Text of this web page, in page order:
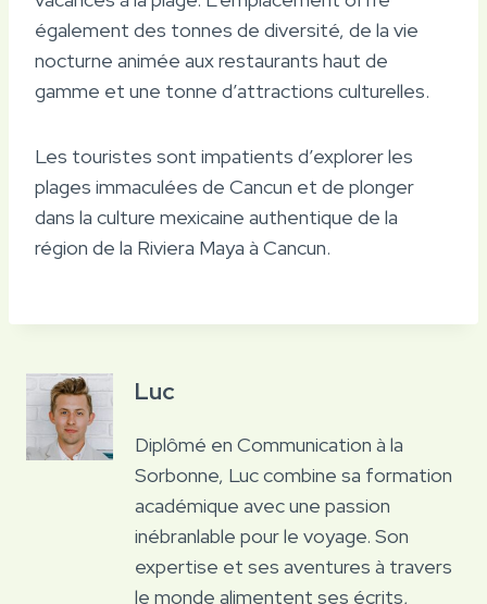
également des tonnes de diversité, de la vie
nocturne animée aux restaurants haut de
gamme et une tonne d’attractions culturelles.
Les touristes sont impatients d’explorer les
plages immaculées de Cancun et de plonger
dans la culture mexicaine authentique de la
région de la Riviera Maya à Cancun.
Luc
Diplômé en Communication à la
Sorbonne, Luc combine sa formation
académique avec une passion
inébranlable pour le voyage. Son
expertise et ses aventures à travers
le monde alimentent ses écrits,